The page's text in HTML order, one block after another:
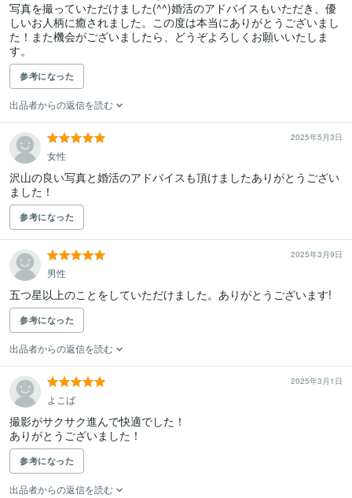
写真を撮っていただけました(^^)婚活のアドバイスもいただき、優
しいお人柄に癒されました。この度は本当にありがとうございまし
た！また機会がございましたら、どうぞよろしくお願いいたしま
す。
参考になった
出品者からの返信を読む
2025年5月3日
女性
沢山の良い写真と婚活のアドバイスも頂けましたありがとうござい
ました！
参考になった
2025年3月9日
男性
参考になった
出品者からの返信を読む
2025年3月1日
よこば
撮影がサクサク進んで快適でした！
ありがとうございました！
参考になった
出品者からの返信を読む